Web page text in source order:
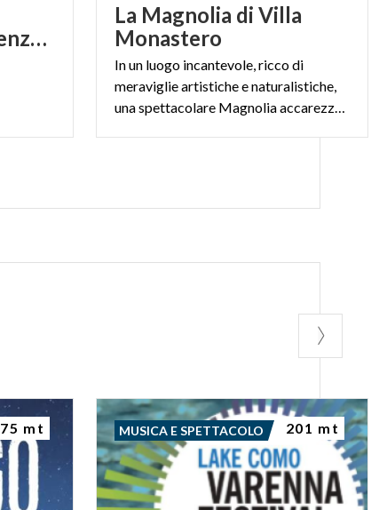
ornitologia e di scienze naturali "Luigi Scanagatta"
La Magnolia di Villa
Monastero
In un luogo incantevole, ricco di
meraviglie artistiche e naturalistiche,
una spettacolare Magnolia accarezza le acque del lago.
75 mt MUSICA E SPETTACOLO 201 mt